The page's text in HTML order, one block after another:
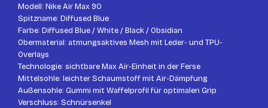
Modell: Nike Air Max 90
Spitzname: Diffused Blue
Farbe: Diffused Blue / White / Black / Obsidian
Obermaterial: atmungsaktives Mesh mit Leder- und TPU-
Overlays
Technologie: sichtbare Max Air-Einheit in der Ferse
Mittelsohle: leichter Schaumstoff mit Air-Dämpfung
Außensohle: Gummi mit Waffelprofil für optimalen Grip
Verschluss: Schnürsenkel